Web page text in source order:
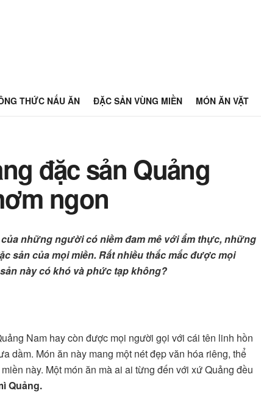
THỨC NẤU ĂN ĐẶC SẢN VÙNG MIỀN MÓN ĂN VẶT
đặc sản Quảng
ngon
những người có niềm đam mê với ẩm thực, những
sản của mọi miền. Rất nhiều thắc mắc được mọi
này có khó và phức tạp không?
Nam hay còn được mọi người gọi với cái tên linh hồn
dầm. Món ăn này mang một nét đẹp văn hóa riêng, thể
này. Một món ăn mà ai ai từng đến với xứ Quảng đều
Quảng.